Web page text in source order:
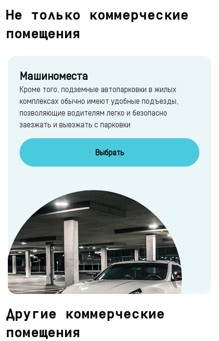
Не только коммерческие
помещения
Машиноместа
Кроме того, подземные автопарковки в жилых
комплексах обычно имеют удобные подъезды,
позволяющие водителям легко и безопасно
заезжать и выезжать с парковки
Выбрать
Другие коммерческие
помещения